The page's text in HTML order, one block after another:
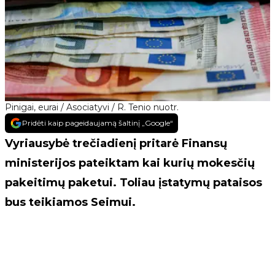
Pinigai, eurai / Asociatyvi / R. Tenio nuotr.
Pridėti kaip pageidaujamą šaltinį „Google“
Vyriausybė trečiadienį pritarė Finansų
ministerijos pateiktam kai kurių mokesčių
pakeitimų paketui. Toliau įstatymų pataisos
bus teikiamos Seimui.